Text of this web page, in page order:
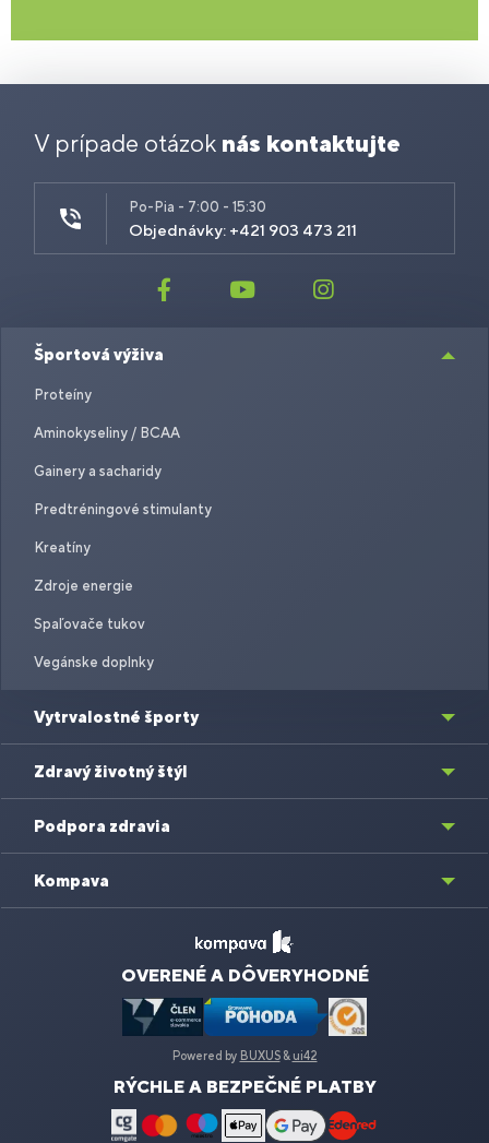
V prípade otázok nás kontaktujte
Po-Pia - 7:00 - 15:30
Objednávky: +421 903 473 211
Športová výživa
Proteíny
Aminokyseliny / BCAA
Gainery a sacharidy
Predtréningové stimulanty
Kreatíny
Zdroje energie
Spaľovače tukov
Vegánske doplnky
Vytrvalostné športy
Zdravý životný štýl
Podpora zdravia
Kompava
OVERENÉ A DÔVERYHODNÉ
Powered by BUXUS& ui42
RÝCHLE A BEZPEČNÉ PLATBY